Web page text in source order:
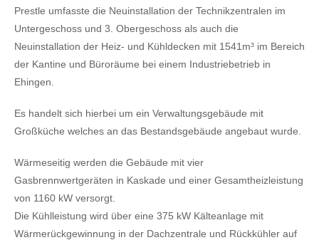
Prestle umfasste die Neuinstallation der Technikzentralen im
Untergeschoss und 3. Obergeschoss als auch die
Neuinstallation der Heiz- und Kühldecken mit 1541m³ im Bereich
der Kantine und Büroräume bei einem Industriebetrieb in
Ehingen.
Es handelt sich hierbei um ein Verwaltungsgebäude mit
Großküche welches an das Bestandsgebäude angebaut wurde.
Wärmeseitig werden die Gebäude mit vier
Gasbrennwertgeräten in Kaskade und einer Gesamtheizleistung
von 1160 kW versorgt.
Die Kühlleistung wird über eine 375 kW Kälteanlage mit
Wärmerückgewinnung in der Dachzentrale und Rückkühler auf